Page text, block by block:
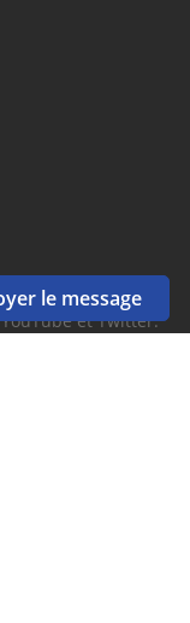
le message
et Twitter.